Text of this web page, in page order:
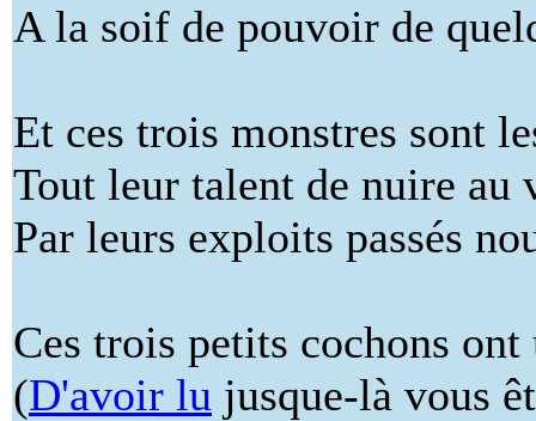
A la soif de pouvoir de
Et ces trois monstres sont
Tout leur talent de nuire au
Par leurs exploits passés
Ces trois petits cochons
(D'avoir lu jusque-là vous